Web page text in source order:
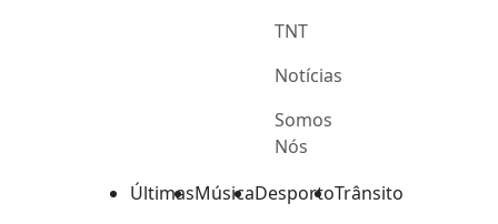
TNT
Notícias
Somos
Nós
ÚltimasMúsicaDesportoTrânsito